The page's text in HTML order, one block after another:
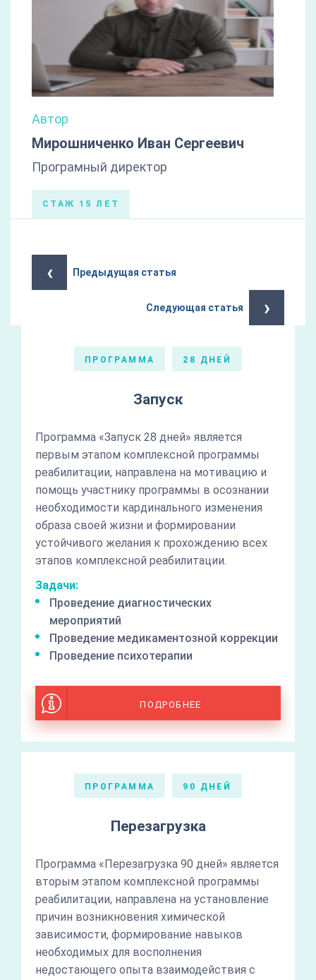
Автор
Мирошниченко Иван Сергеевич
Програмный директор
СТАЖ 15 ЛЕТ
‹ Предыдущая статья
Следующая статья ›
ПРОГРАММА 28 ДНЕЙ
Запуск
Программа «Запуск 28 дней» является
первым этапом комплексной программы
реабилитации, направлена на мотивацию и
помощь участнику программы в осознании
необходимости кардинального изменения
образа своей жизни и формировании
устойчивого желания к прохождению всех
этапов комплексной реабилитации.
Задачи:
Проведение диагностических
мероприятий
Проведение медикаментозной коррекции
Проведение психотерапии
ПОДРОБНЕЕ
ПРОГРАММА 90 ДНЕЙ
Перезагрузка
Программа «Перезагрузка 90 дней» является
вторым этапом комплексной программы
реабилитации, направлена на установление
причин возникновения химической
зависимости, формирование навыков
необходимых для восполнения
недостающего опыта взаимодействия с